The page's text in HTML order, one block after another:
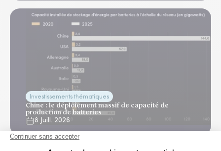
Investissements thématiques
Chine : le déploiement massif de capacité de
production de batteries
8 Juill. 2026